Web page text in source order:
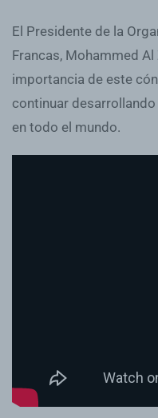
El Presidente de la
Francas, Mohammed
importancia de este
continuar
en todo el mundo.